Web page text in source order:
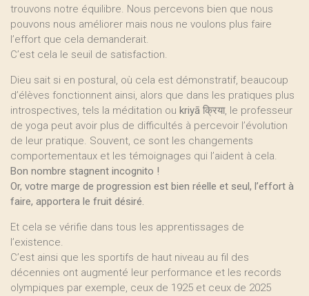
trouvons notre équilibre. Nous percevons bien que nous
pouvons nous améliorer mais nous ne voulons plus faire
l’effort que cela demanderait.
C’est cela le seuil de satisfaction.
Dieu sait si en postural, où cela est démonstratif, beaucoup
d’élèves fonctionnent ainsi, alors que dans les pratiques plus
introspectives, tels la méditation ou kriyā क्रिया, le professeur
de yoga peut avoir plus de difficultés à percevoir l’évolution
de leur pratique. Souvent, ce sont les changements
comportementaux et les témoignages qui l’aident à cela.
Bon nombre stagnent incognito !
Or, votre marge de progression est bien réelle et seul, l’effort à
faire, apportera le fruit désiré.
Et cela se vérifie dans tous les apprentissages de
l’existence.
C’est ainsi que les sportifs de haut niveau au fil des
décennies ont augmenté leur performance et les records
olympiques par exemple, ceux de 1925 et ceux de 2025